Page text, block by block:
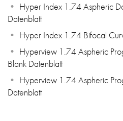
Hyper Index 1.74 Aspheric
Datenblatt
Hyper Index 1.74 Bifocal
Hyperview 1.74 Aspheric
Blank Datenblatt
Hyperview 1.74 Aspheric
Datenblatt